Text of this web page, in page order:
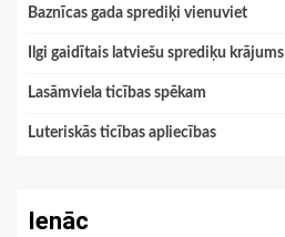
Baznīcas gada sprediķi vienuviet
Ilgi gaidītais latviešu sprediķu krājums
Lasāmviela ticības spēkam
Luteriskās ticības apliecības
Ienāc